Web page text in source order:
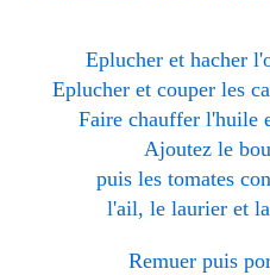
Eplucher et hacher
Eplucher et couper les
Faire chauffer l'huile
Ajoutez le
puis les tomates
l'ail, le laurier et
Remuer puis